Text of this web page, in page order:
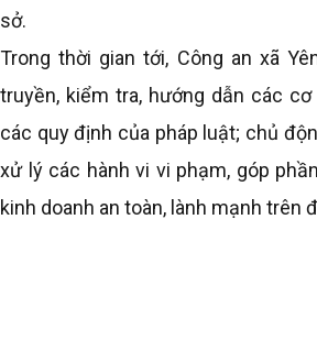
sở.
Trong thời gian tới, Công an xã
truyền, kiểm tra, hướng dẫn các
các quy định của pháp luật; chủ
xử lý các hành vi vi phạm, góp
kinh doanh an toàn, lành mạnh trên